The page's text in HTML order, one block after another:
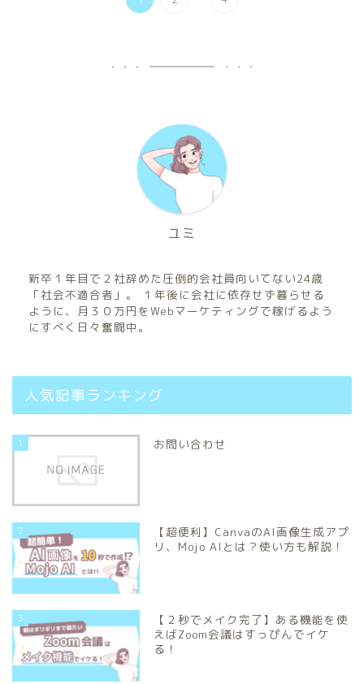
ユミ
新卒１年目で２社辞めた圧倒的会社員向いてない24歳
「社会不適合者」。 １年後に会社に依存せず暮らせる
ように、月３０万円をWebマーケティングで稼げるよう
にすべく日々奮闘中。
人気記事ランキング
1 お問い合わせ
2
【超便利】CanvaのAI画像生成アプ
リ、Mojo AIとは？使い方も解説！
3
【２秒でメイク完了】ある機能を使
えばZoom会議はすっぴんでイケ
る！